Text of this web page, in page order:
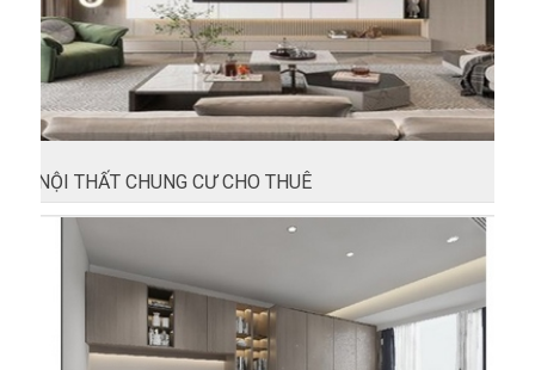
NỘI THẤT CHUNG CƯ CHO THUÊ